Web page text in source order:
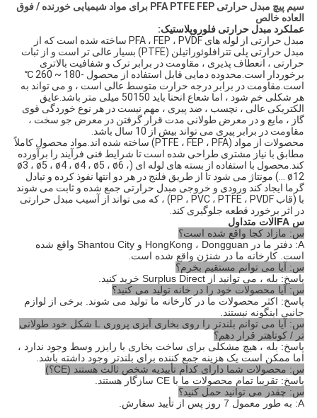
سیم پیچ مبدل حرارتی PFA PTFE FEP برای مواد شیمیایی خورنده / فوق
العاده خالص
عملکرد مبدل حرارتی فلوروپلاستیک:
مبدل حرارتی از لوله های PFA ، FEP ، PVDF ساخته شده است که از
مبدل حرارتی پلی تترافلوئوراتیلن (PTFE) بسیار عالی تر است و از ثبات
حرارتی ، انعطاف پذیری ، مقاومت در برابر ترک و شفافیت بالاتری
برخوردار است.محدوده دمایی قابل استفاده از محصول -180 ~ 260 ℃
است.مقاومت در برابر درجه حرارت متوسط ​​عالی است ، و می تواند به
هر شکلی خم شود ، اما شعاع انحنا باید 50150 میلی متر باشد.عایق
الکتریکی عالی ، نچسب ، ضد پیری ، مهم نیست در هر نوع خوردگی قوی
گاز ، مایع و در معرض طولانی مدت قرار گرفتن در معرض جو سخت ،
مقاومت در برابر پیری می تواند بیش از 10 سال باشد.
محصولات از مواد (PTFE ، FEP ، PFA) ساخته شده اند.مواد محصول کاملاً
مطابق با نیاز مشتری طراحی شده است تا شرایط فنی فرآیند را برآورده
کند.محصول با استفاده از بسته های لوله ای (ø3 ، ø5 ، ø4 ، ø4 ، ø5 ، ø6 ،
... ø12) مونتاژ می شود تا از طریق فلنج در هر دو انتها نفوذ کرده و تبادل
گرما ایجاد کند ورودی و خروجی مبدل حرارتی جمع شده و ثابت می شوند
با (قاب PP ، PVC ، PTFE ، PVDF) ، که می تواند از آسیب مبدل حرارتی
در اثر برخورد قطعه جلوگیری کند.
س FAالات متداول
س: مازاد کجا واقع شده است؟
A: دفتر ما در HongKong ، Dongguan و Shantou City واقع شده
است. کارخانه ما در شنژن واقع شده است.
س: آیا می توانم مستقیم بخرم؟
پاسخ: بله ، می توانید از Surplus Direct خرید کنید.
س: آیا محصولات خود را در خانه تولید می کنید؟
پاسخ: اکثر محصولات ما در کارخانه ما تولید می شوند. برخی از لوازم
جانبی اینگونه نیستند.
س: آیا می توانم بلندتر را روی بخاری آبزی پروری L شکل خود طولانی
تر / کوتاهتر قرار دهم؟
پاسخ: بله ، هیچ مشکلی برای ساخت بخاری با رایزر وسط وجود ندارد ،
اما ممکن است یک هزینه جمع کننده برای بلندتر وجود داشته باشد.
س: محصولات شما دارای کدام تأییدیه شخص ثالث هستند (CE؟)
پاسخ: تقریبا تمام محصولات ما با CE سازگار هستند.
س: چقدر می توانید حمل کنید؟
A: به طور معمول 7 روز پس از تأیید سفارش.